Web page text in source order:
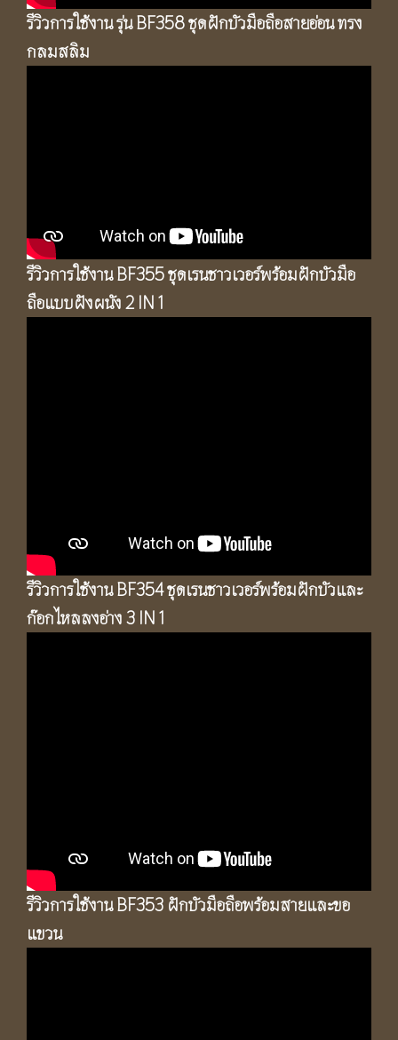
รีวิวการใช้งาน รุ่น BF358 ชุดฝักบัวมือถือสายอ่อน ทรง
กลมสลิม
รีวิวการใช้งาน BF355 ชุดเรนชาวเวอร์พร้อมฝักบัวมือ
ถือแบบฝังผนัง 2 IN 1
รีวิวการใช้งาน BF354 ชุดเรนชาวเวอร์พร้อมฝักบัวและ
ก๊อกไหลลงอ่าง 3 IN 1
รีวิวการใช้งานBF353 ฝักบัวมือถือพร้อมสายและขอ
แขวน